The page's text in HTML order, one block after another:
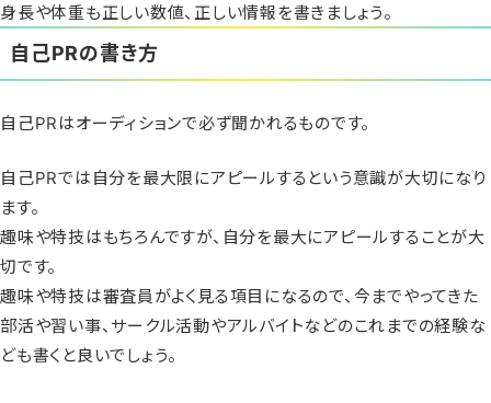
身長や体重も正しい数値、正しい情報を書きましょう。
自己PRの書き方
自己PRはオーディションで必ず聞かれるものです。
自己PRでは自分を最大限にアピールするという意識が大切になり
ます。
趣味や特技はもちろんですが、自分を最大にアピールすることが大
切です。
趣味や特技は審査員がよく見る項目になるので、今までやってきた
部活や習い事、サークル活動やアルバイトなどのこれまでの経験な
ども書くと良いでしょう。